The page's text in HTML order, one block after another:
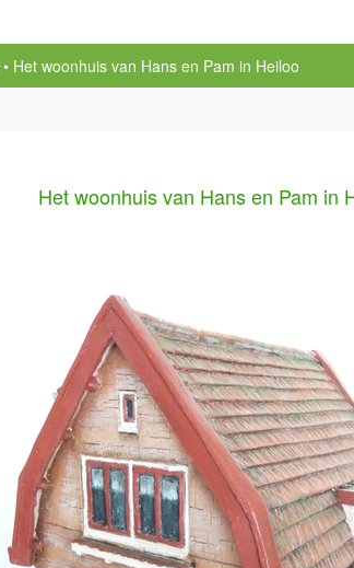
Het woonhuis van Hans en Pam in Heiloo
Het woonhuis van Hans en Pam in